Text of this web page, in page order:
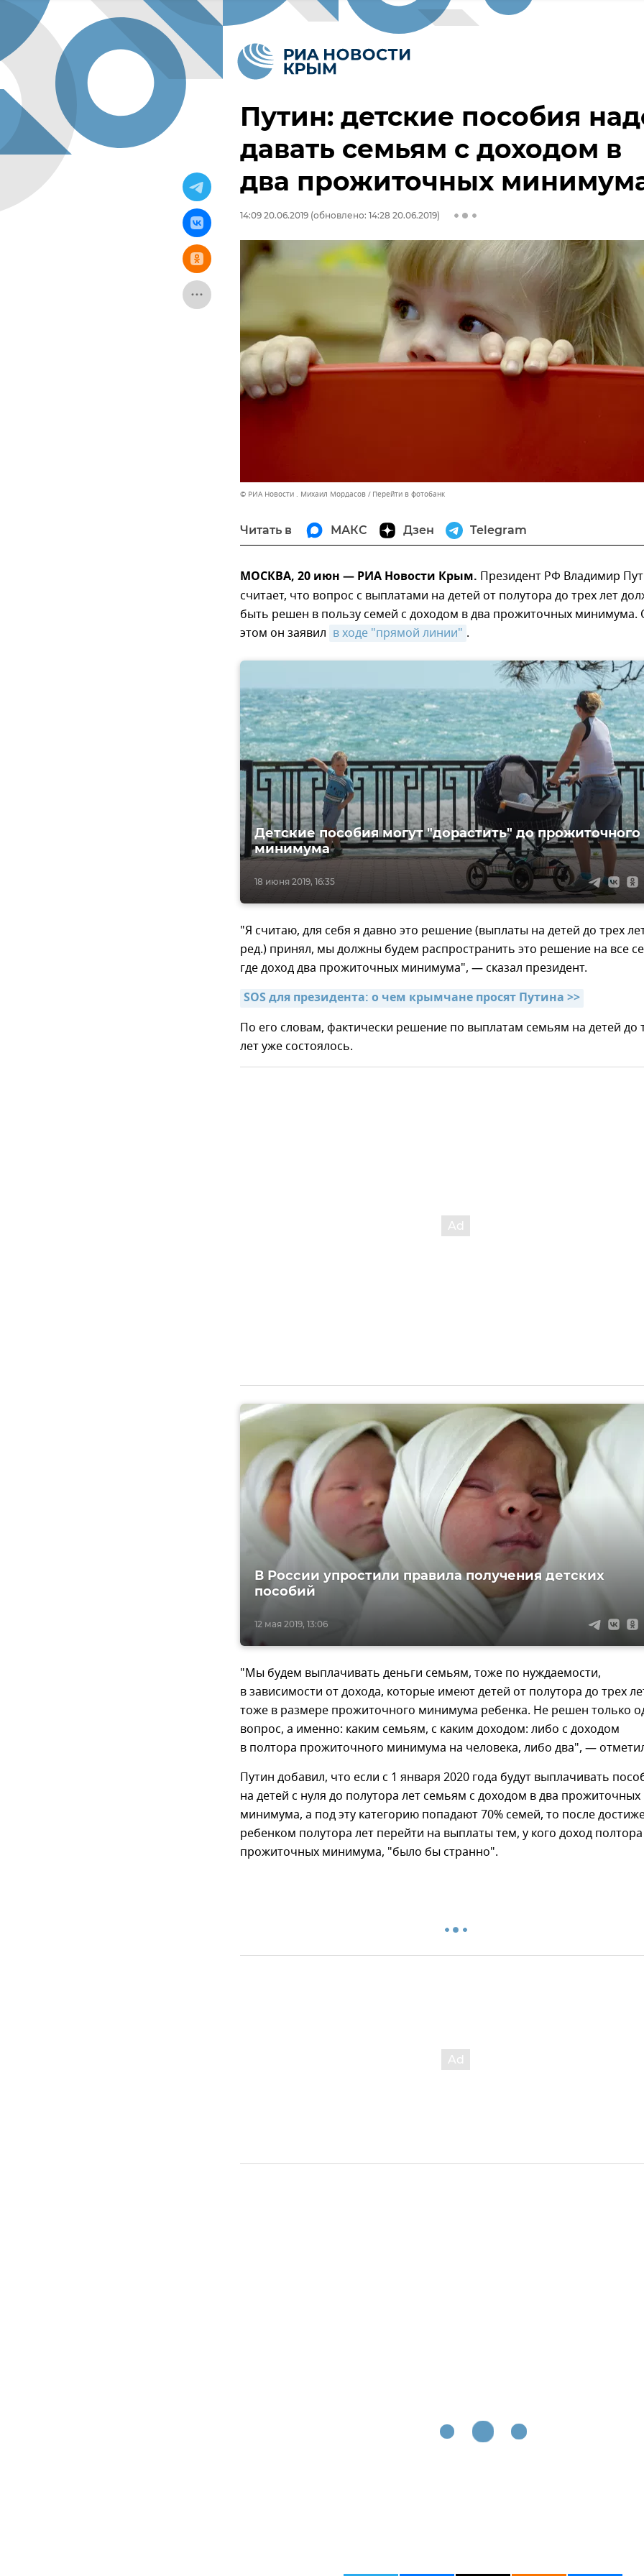
Путин: детские пособия
давать семьям с доходом в
два прожиточных
14:09 20.06.2019 (обновлено: 14:28 20.06.2019)
© РИА Новости . Михаил Мордасов Перейти в фотобанк
Читать в МАКС Дзен Telegram
МОСКВА, 20 июн — РИА Новости Крым. Президент РФ Владимир
считает, что вопрос с выплатами на детей от полутора до трех лет
быть решен в пользу семей с доходом в два прожиточных минимума.
этом он заявил в ходе "прямой линии" .
18 июня 2019, 16:35
Детские пособия могут "дорастить" до прожиточного
минимума
"Я считаю, для себя я давно это решение (выплаты на детей до трех
ред.) принял, мы должны будем распространить это решение на все
где доход два прожиточных минимума", — сказал президент.
SOS для президента: о чем крымчане просят Путина >>
По его словам, фактически решение по выплатам семьям на детей до
лет уже состоялось.
12 мая 2019, 13:06
В России упростили правила получения детских
пособий
"Мы будем выплачивать деньги семьям, тоже по нуждаемости,
в зависимости от дохода, которые имеют детей от полутора до трех
тоже в размере прожиточного минимума ребенка. Не решен только
вопрос, а именно: каким семьям, с каким доходом: либо с доходом
в полтора прожиточного минимума на человека, либо два", —
Путин добавил, что если с 1 января 2020 года будут выплачивать
на детей с нуля до полутора лет семьям с доходом в два прожиточных
минимума, а под эту категорию попадают 70% семей, то после
ребенком полутора лет перейти на выплаты тем, у кого доход полтора
прожиточных минимума, "было бы странно".